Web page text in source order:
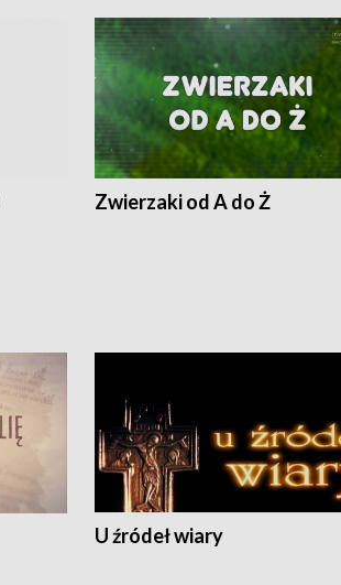
Zwierzaki od A do Ż
U źródeł wiary